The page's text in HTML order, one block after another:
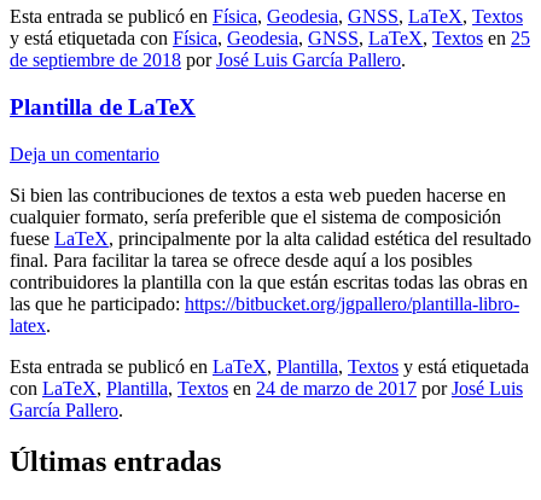
Esta entrada se publicó en Física, Geodesia, GNSS, LaTeX, Textos
y está etiquetada con Física, Geodesia, GNSS, LaTeX, Textos en 25
de septiembre de 2018 porJosé Luis García Pallero.
Plantilla de LaTeX
Deja un comentario
Si bien las contribuciones de textos a esta web pueden hacerse en
cualquier formato, sería preferible que el sistema de composición
fuese LaTeX, principalmente por la alta calidad estética del resultado
final. Para facilitar la tarea se ofrece desde aquí a los posibles
contribuidores la plantilla con la que están escritas todas las obras en
las que he participado: https://bitbucket.org/jgpallero/plantilla-libro-
latex.
Esta entrada se publicó en LaTeX, Plantilla, Textos y está etiquetada
con LaTeX, Plantilla, Textos en 24 de marzo de 2017 porJosé Luis
García Pallero.
Últimas entradas